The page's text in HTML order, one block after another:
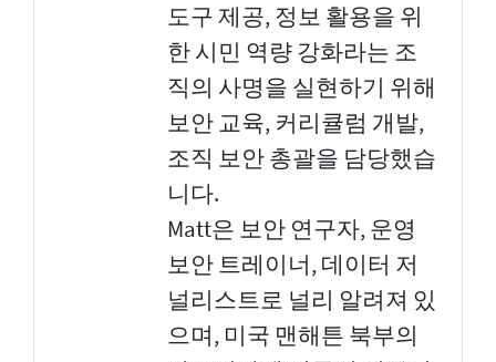
도구 제공, 정보 활용을 위
한 시민 역량 강화라는 조
직의 사명을 실현하기 위해
보안 교육, 커리큘럼 개발,
조직 보안 총괄을 담당했습
니다.
Matt은 보안 연구자, 운영
보안 트레이너, 데이터 저
널리스트로 널리 알려져 있
으며, 미국 맨해튼 북부의